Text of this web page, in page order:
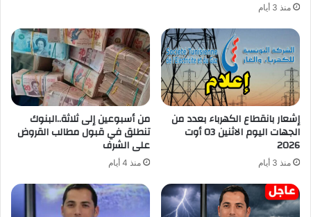
منذ 3 أيام
إشعار بانقطاع الكهرباء بعدد من
الجهات اليوم الاثنين 03 أوت
2026
منذ 3 أيام
من أسبوعين إلى ثلاثة..البنوك
تنطلق في قبول مطالب القروض
على الشرف
منذ 4 أيام